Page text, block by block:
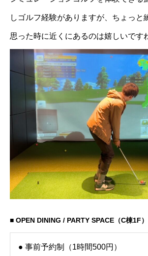
しゴルフ経験がありますが、ちょっと
思った時に近くにあるのは嬉しいです
■ OPEN DINING / PARTY SPACE（C棟1F）
● 事前予約制（1時間500円）